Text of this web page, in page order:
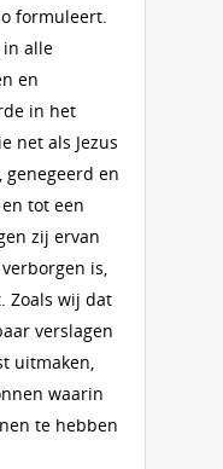
formuleert.
in alle
en
in het
net als Jezus
en
tot een
zij ervan
is,
Zoals wij dat
verslagen
uitmaken,
waarin
te hebben